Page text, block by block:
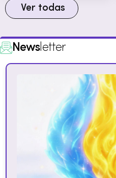
Ver todas
Newsletter